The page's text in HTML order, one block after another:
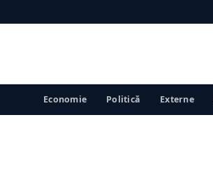
Economie Politică Externe